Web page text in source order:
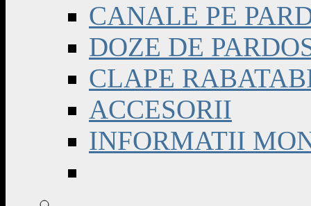
CANALE PE
DOZE DE
CLAPE
ACCESORII
INFORMATII